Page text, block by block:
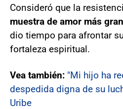
Consideró que la
muestra de amor más
dio tiempo para afrontar
fortaleza espiritual.
Vea también: "Mi hijo ha
despedida digna de su
Uribe